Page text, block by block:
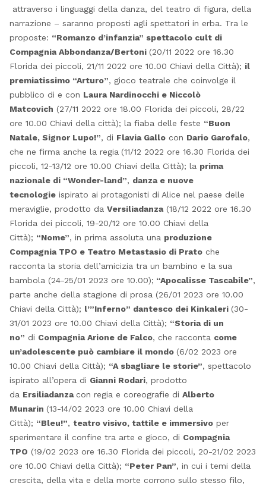
attraverso i linguaggi della danza, del teatro di figura, della
narrazione – saranno proposti agli spettatori in erba. Tra le
proposte: “Romanzo d’infanzia” spettacolo cult di
Compagnia Abbondanza/Bertoni (20/11 2022 ore 16.30
Florida dei piccoli, 21/11 2022 ore 10.00 Chiavi della Città); il
premiatissimo “Arturo”, gioco teatrale che coinvolge il
pubblico di e con Laura Nardinocchi e Niccolò
Matcovich (27/11 2022 ore 18.00 Florida dei piccoli, 28/22
ore 10.00 Chiavi della città); la fiaba delle feste “Buon
Natale, Signor Lupo!”, di Flavia Gallocon Dario Garofalo,
che ne firma anche la regia (11/12 2022 ore 16.30 Florida dei
piccoli, 12-13/12 ore 10.00 Chiavi della Città); la prima
nazionale di “Wonder-land”, danza e nuove
tecnologieispirato ai protagonisti di Alice nel paese delle
meraviglie, prodotto da Versiliadanza(18/12 2022 ore 16.30
Florida dei piccoli, 19-20/12 ore 10.00 Chiavi della
Città); “Nome”, in prima assoluta una produzione
Compagnia TPO e Teatro Metastasio di Pratoche
racconta la storia dell’amicizia tra un bambino e la sua
bambola (24-25/01 2023 ore 10.00); “Apocalisse Tascabile”,
parte anche della stagione di prosa (26/01 2023 ore 10.00
Chiavi della Città); l’”Inferno” dantesco dei Kinkaleri (30-
31/01 2023 ore 10.00 Chiavi della Città); “Storia di un
no” di Compagnia Arione de Falco, che racconta come
un’adolescente può cambiare il mondo (6/02 2023 ore
10.00 Chiavi della Città); “A sbagliare le storie”, spettacolo
ispirato all’opera di Gianni Rodari, prodotto
da Ersiliadanza con regia e coreografie di Alberto
Munarin (13-14/02 2023 ore 10.00 Chiavi della
Città); “Bleu!”, teatro visivo, tattile e immersivoper
sperimentare il confine tra arte e gioco, di Compagnia
TPO (19/02 2023 ore 16.30 Florida dei piccoli, 20-21/02 2023
ore 10.00 Chiavi della Città); “Peter Pan”, in cui i temi della
crescita, della vita e della morte corrono sullo stesso filo,